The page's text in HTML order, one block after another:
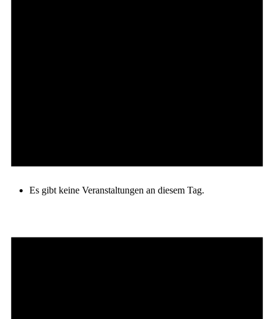
Es gibt keine Veranstaltungen an diesem Tag.